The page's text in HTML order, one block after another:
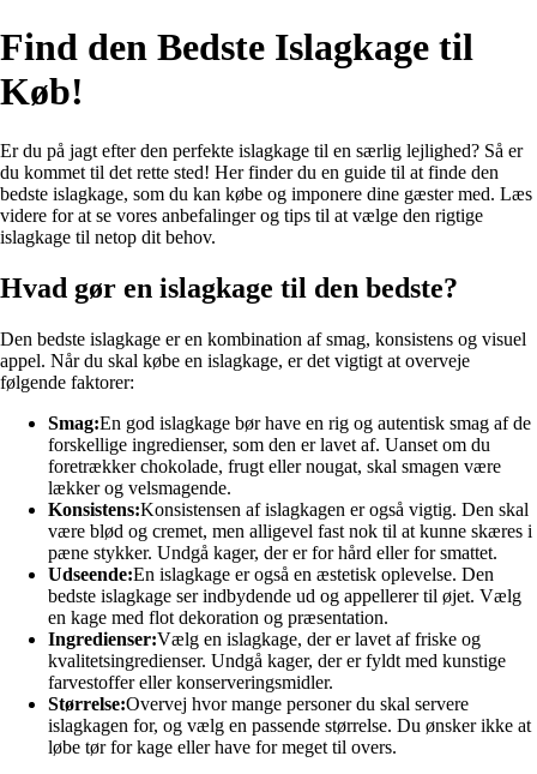
Find den Bedste Islagkage til
Køb!
Er du på jagt efter den perfekte islagkage til en særlig lejlighed? Så er
du kommet til det rette sted! Her finder du en guide til at finde den
bedste islagkage, som du kan købe og imponere dine gæster med. Læs
videre for at se vores anbefalinger og tips til at vælge den rigtige
islagkage til netop dit behov.
Hvad gør en islagkage til den bedste?
Den bedste islagkage er en kombination af smag, konsistens og visuel
appel. Når du skal købe en islagkage, er det vigtigt at overveje
følgende faktorer:
Smag:En god islagkage bør have en rig og autentisk smag af de
forskellige ingredienser, som den er lavet af. Uanset om du
foretrækker chokolade, frugt eller nougat, skal smagen være
lækker og velsmagende.
Konsistens:Konsistensen af islagkagen er også vigtig. Den skal
være blød og cremet, men alligevel fast nok til at kunne skæres i
pæne stykker. Undgå kager, der er for hård eller for smattet.
Udseende:En islagkage er også en æstetisk oplevelse. Den
bedste islagkage ser indbydende ud og appellerer til øjet. Vælg
en kage med flot dekoration og præsentation.
Ingredienser:Vælg en islagkage, der er lavet af friske og
kvalitetsingredienser. Undgå kager, der er fyldt med kunstige
farvestoffer eller konserveringsmidler.
Størrelse:Overvej hvor mange personer du skal servere
islagkagen for, og vælg en passende størrelse. Du ønsker ikke at
løbe tør for kage eller have for meget til overs.